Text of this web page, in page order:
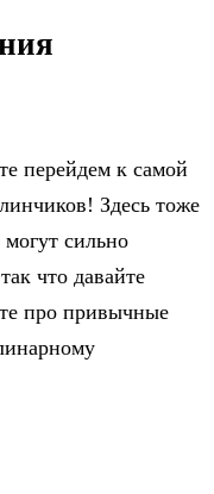
перейдем к самой
Здесь тоже
могут сильно
что давайте
про привычные